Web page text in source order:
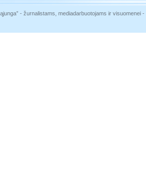
- žurnalistams, mediadarbuotojams ir visuomenei